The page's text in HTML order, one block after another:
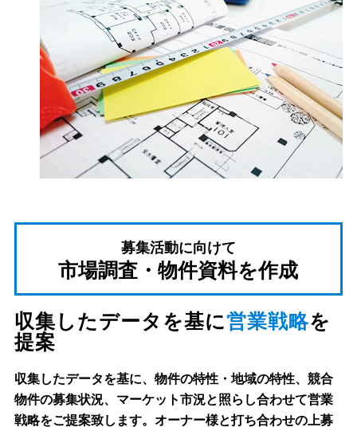
募集活動に向けて
市場調査・物件資料を作成
収集したデータを基に営業戦略を
提案
収集したデータを基に、物件の特性・地域の特性、競合
物件の募集状況、マーケット市況と照らし合わせて営業
戦略をご提案致します。オーナー様と打ち合わせの上募